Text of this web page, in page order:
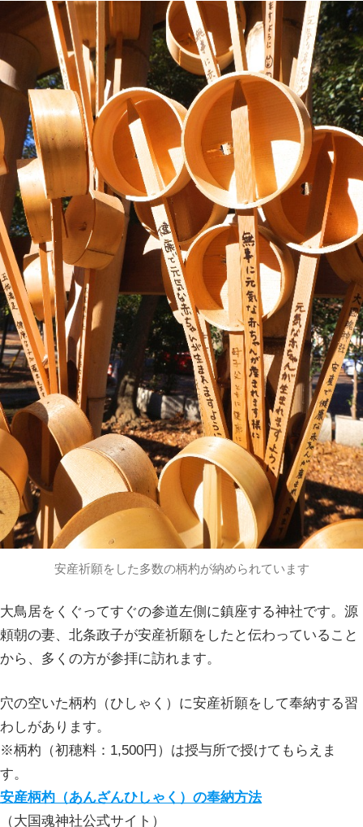
安産祈願をした多数の柄杓が納められています
大鳥居をくぐってすぐの参道左側に鎮座する神社です。源
頼朝の妻、北条政子が安産祈願をしたと伝わっていること
から、多くの方が参拝に訪れます。
穴の空いた柄杓（ひしゃく）に安産祈願をして奉納する習
わしがあります。
※柄杓（初穂料：1,500円）は授与所で授けてもらえま
す。
安産柄杓（あんざんひしゃく）の奉納方法
（大国魂神社公式サイト）